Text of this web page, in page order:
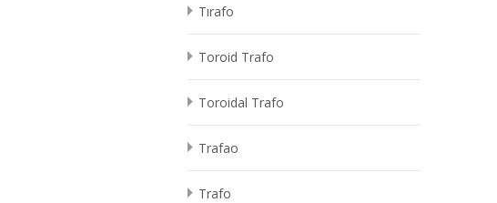
Tırafo
Toroid Trafo
Toroidal Trafo
Trafao
Trafo